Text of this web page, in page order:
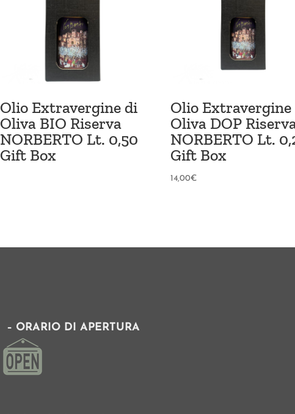
Olio Extravergine di
Oliva BIO Riserva
NORBERTO Lt. 0,50
Gift Box
Olio
Oliva DOP
NORBERTO Lt.
Gift Box
14,00€
– ORARIO DI APERTURA